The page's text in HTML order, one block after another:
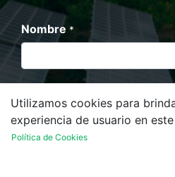
Nombre *
Confirmo que estoy de
preocupes, si en algún
Utilizamos cookies para
experiencia de usuario en
Política de Cookies